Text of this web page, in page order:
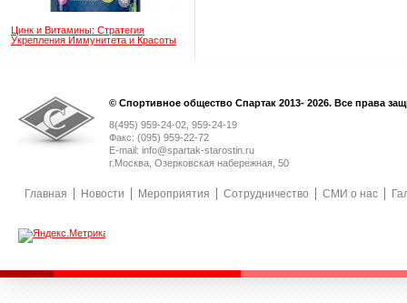
Цинк и Витамины: Стратегия
Укрепления Иммунитета и Красоты
© Спортивное общество Спартак 2013- 2026. Все права
8(495) 959-24-02, 959-24-19
Факс: (095) 959-22-72
E-mail: info@spartak-starostin.ru
г.Москва, Озерковская набережная, 50
Главная Новости Мероприятия Сотрудничество СМИ о нас